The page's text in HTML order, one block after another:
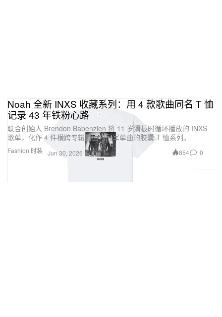
Fashion 时装
Noah 全新 INXS 收藏系列：用 4 款歌曲同名 T 恤
记录 43 年铁粉心路
联合创始人 Brendon Babenzien 将 11 岁滑板时循环播放的 INXS
歌单，化作 4 件横跨专辑封面与冠军单曲的胶囊 T 恤系列。
Jun 30, 2026 854 0